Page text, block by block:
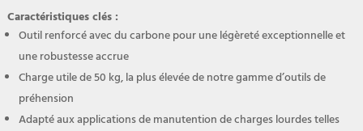
Caractéristiques clés :
Outil renforcé avec du carbone pour une légèreté exceptionnelle et
une robustesse accrue
Charge utile de 50 kg, la plus élevée de notre gamme d’outils de
préhension
Adapté aux applications de manutention de charges lourdes telles